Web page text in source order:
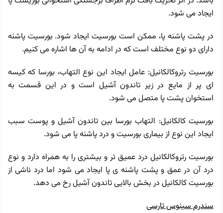
ایجاد می شود.
در پشت پاشنه پا، ممکن است بورسیت ایجاد شود. بورسیت پاشنه
دارای دو نوع مختلف است که در ادامه به آن ها اشاره می کنیم.
بورسیت رتروکالکانیل: عامل ایجاد این نوع التهاب، بورسا که کیسه
ای پر از مایع در زیر تاندون آشیل است و در این قسمت به
استخوان پشت پا متصل می شود.
بورسیت کالکانیل: التهاب بورسا بین تاندون آشیل و پوست سبب
ایجاد این نوع از بیماری بورسیت و درد پاشنه پا می شود.
بورسیت رتروکالکانیل درد عمیق تر و بیشتری را به همراه دارد و نوع
درد آن در عمق و پشت پاشنه ی پا ایجاد می شود اما درد ناشی از
بورسیت کالکانیل در بخش بالایی تاندون آشیل رخ می دهد.
سندرم سینوس تارسی